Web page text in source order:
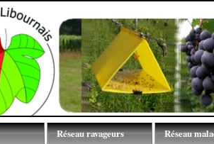
Réseau ravageurs Réseau